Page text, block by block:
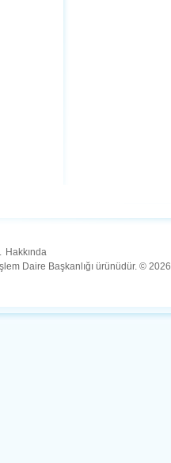
. Hakkında
Daire Başkanlığı ürünüdür. © 2026